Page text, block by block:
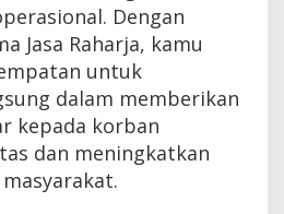
Dengan
Jasa Raharja, kamu
untuk
dalam memberikan
kepada korban
dan meningkatkan